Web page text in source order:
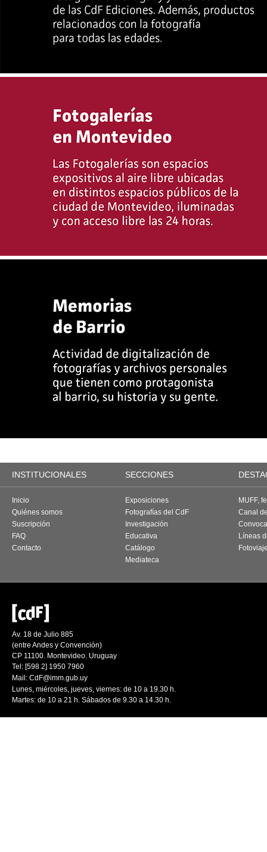
INSTITUCIONALES SECCIONES
Inicio
Quiénes somos
Suscripción
FAQ
Contacto
Exposiciones
Fotografías del CdF
Investigación
Educativa
Catálogo
Mediateca
MUFF,
Canal
Líneas
Av. 18 de Julio 885
(entre Andes y Convención)
CP 11100. Montevideo. Uruguay
Tel: [598 2] 1950 7960
Mail: CdF@imm.gub.uy
Lunes, miércoles, jueves, viernes: de 10 a 19.30 h.
Martes: de 10 a 21 h. Sábados de 9.30 a 14.30 h.